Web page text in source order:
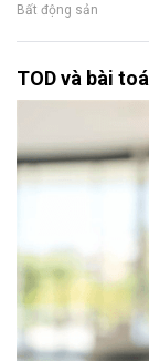
Bất động sản
TOD và bài